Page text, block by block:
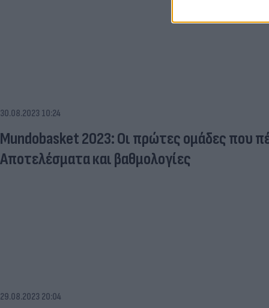
30.08.2023 10:24
Mundobasket 2023: Οι πρώτες ομάδες που
Αποτελέσματα και βαθμολογίες
29.08.2023 20:04